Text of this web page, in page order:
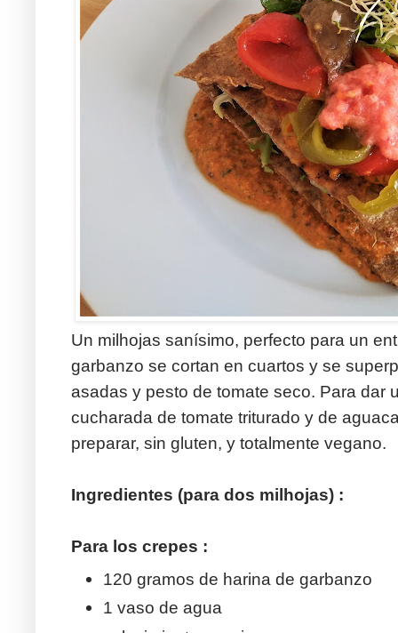
Un milhojas sanísimo, perfecto para un
garbanzo se cortan en cuartos y se
asadas y pesto de tomate seco. Para dar
cucharada de tomate triturado y de
preparar, sin gluten, y totalmente vegano.
Ingredientes (para dos milhojas) :
Para los crepes :
120 gramos de harina de garbanzo
1 vaso de agua